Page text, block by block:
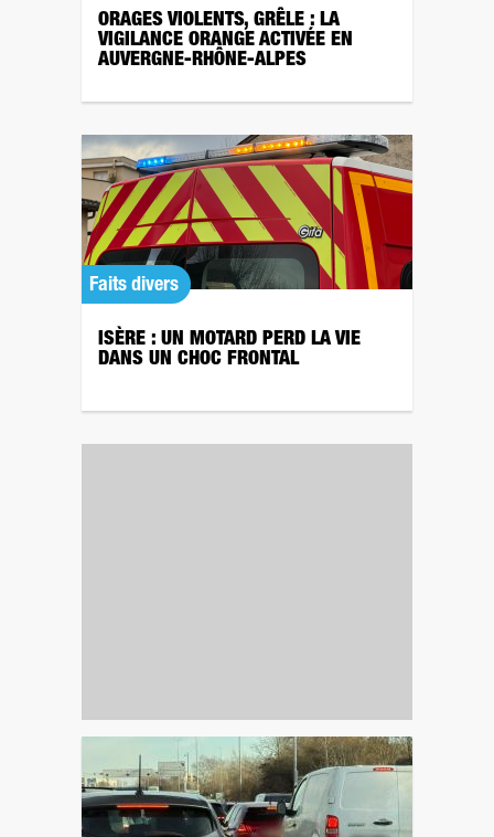
ORAGES VIOLENTS, GRÊLE : LA
VIGILANCE ORANGE ACTIVÉE EN
AUVERGNE-RHÔNE-ALPES
Faits divers
ISÈRE : UN MOTARD PERD LA VIE
DANS UN CHOC FRONTAL